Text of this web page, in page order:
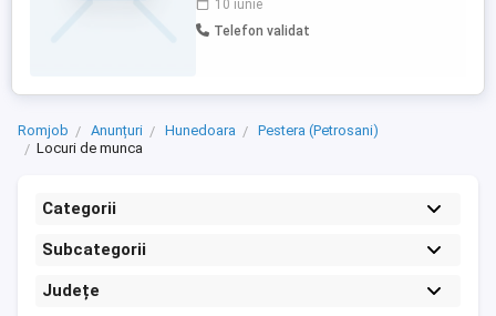
prin GPS Program de lucru 8,5-9,5 h zi de
luni pana vineri și între 1-4 sâmbete luna în
10 iunie
Telefon validat
Romjob Anunțuri Hunedoara
Pestera (Petrosani)
Locuri de munca
Categorii
Subcategorii
Județe